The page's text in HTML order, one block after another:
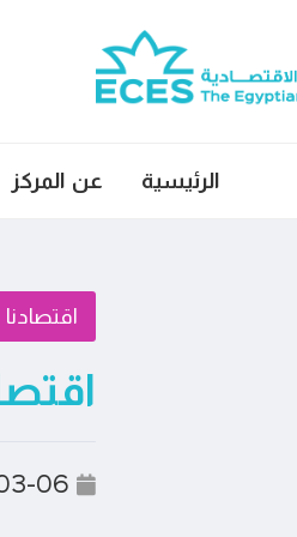
الرئيسية عن المركز
2022-03-06